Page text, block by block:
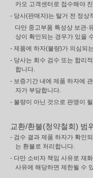
카오 고객센터로 접수해야
- 당사(판매자)는 탈거 전 정상
다만 중고부품 특성상 보관·
상이 확인되는 경우가 있을
- 제품에 하자(불량)가 의심되
- 당사는 회수 검수 또는 합리
합니다.
- 보증기간 내에 제품 하자에
자가 부담합니다.
- 불량이 아닌 것으로 판명이
교환/환불(청약철회) 범
- 검수 결과 제품 하자가 확인
는 환불로 처리합니다.
- 다만 소비자 책임 사유로 재
사유에 해당하면 제한될 수